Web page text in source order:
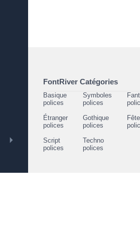
FontRiver Catégories
Basique
polices
Symboles
polices
Étranger
polices
Gothique
polices
Script
polices
Techno
polices